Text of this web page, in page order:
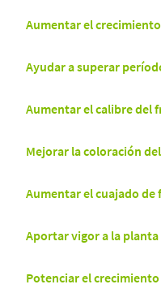
Aumentar el
Ayudar a superar
Aumentar el calibre del
Mejorar la coloración
Aumentar el cuajado de
Aportar vigor a la planta
Potenciar el